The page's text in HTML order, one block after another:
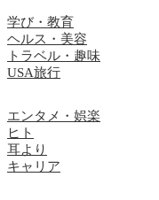
学び・教育
ヘルス・美容
トラベル・趣味
USA旅行
エンタメ・娯楽
ヒト
耳より
キャリア